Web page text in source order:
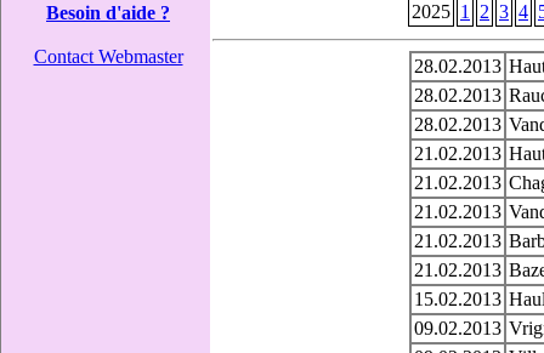
Besoin d'aide ?
Contact Webmaster
2025 1 2 3 4
28.02.2013
28.02.2013
28.02.2013
21.02.2013
21.02.2013
21.02.2013
21.02.2013
21.02.2013
15.02.2013
09.02.2013